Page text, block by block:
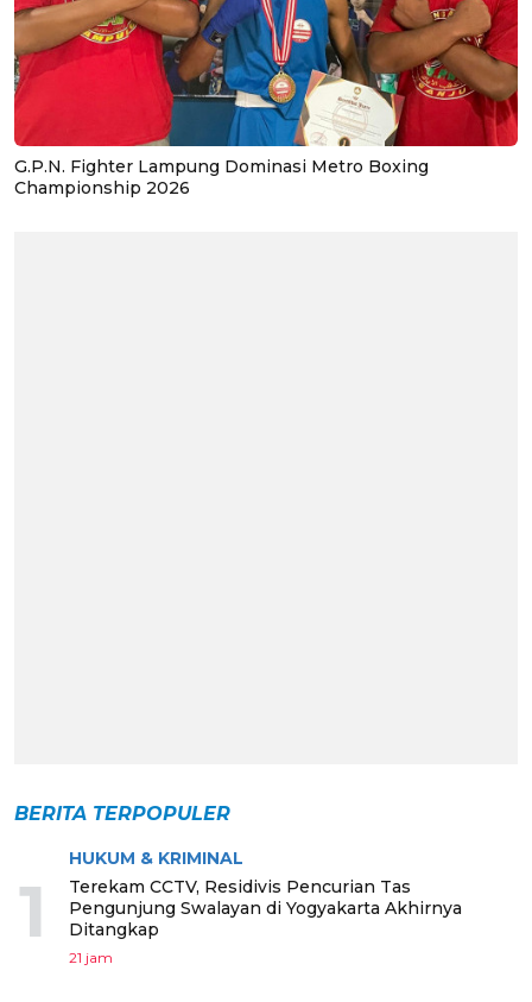
G.P.N. Fighter Lampung Dominasi Metro Boxing
Championship 2026
BERITA TERPOPULER
1
HUKUM & KRIMINAL
Terekam CCTV, Residivis Pencurian Tas
Pengunjung Swalayan di Yogyakarta Akhirnya
Ditangkap
21 jam